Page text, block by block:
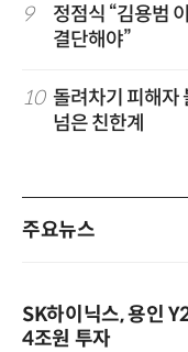
9
정점식 “김용범
결단해야”
10 돌려차기 피해자
넘은 친한계
주요뉴스
SK하이닉스, 용인
4조원 투자